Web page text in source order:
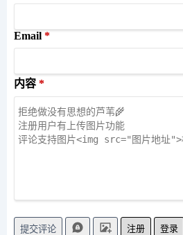
Email
内容
提交评论 注册 登录